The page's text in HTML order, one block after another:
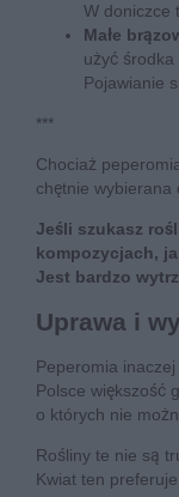
W doniczce
Małe
użyć
Pojawianie
***
Chociaż
chętnie
Jeśli szukasz
kompozycjach,
Jest bardzo
Uprawa i
Peperomia
Polsce większość
o których nie
Rośliny te nie są
Kwiat ten